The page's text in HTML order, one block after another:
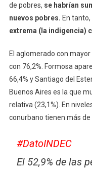
de pobres, se habrían
nuevos pobres. En
extrema (la indigencia)
El aglomerado con
con 76,2%. Formosa
66,4% y Santiago del
Buenos Aires es la que
relativa (23,1%). En
conurbano tienen más de
#DatoINDEC
El 52,9% de las